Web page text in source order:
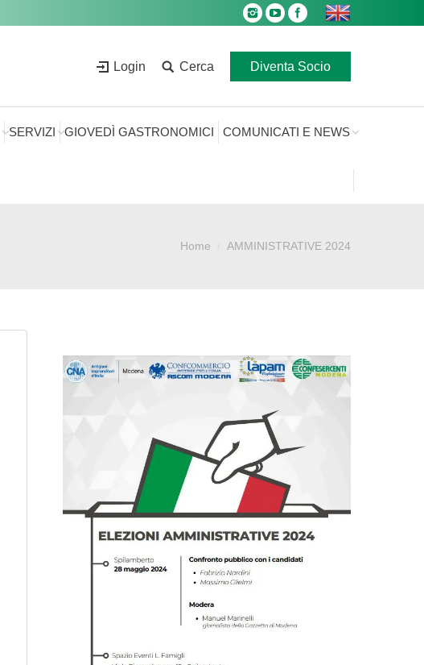
Login Cerca Diventa Socio
SERVIZI GIOVEDÌ GASTRONOMICI COMUNICATI E NEWS
Home AMMINISTRATIVE 2024